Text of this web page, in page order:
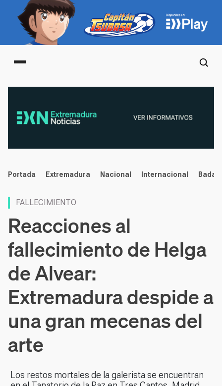
Main menu
noticias
Portada Extremadura Nacional Internacional
FALLECIMIENTO
Reacciones al
fallecimiento de Helga
de Alvear:
Extremadura despide a
una gran mecenas del
arte
Los restos mortales de la galerista se encuentran